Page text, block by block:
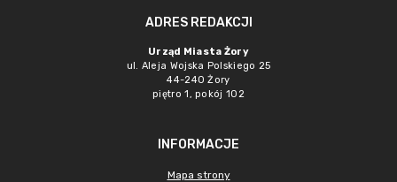
ADRES REDAKCJI
Urząd Miasta Żory
ul. Aleja Wojska Polskiego 25
44-240 Żory
piętro 1, pokój 102
INFORMACJE
Mapa strony